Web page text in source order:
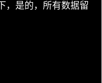
，是的，所有数据留